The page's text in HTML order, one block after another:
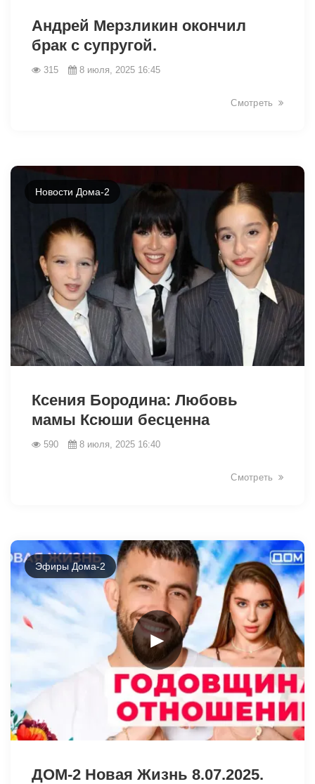
Андрей Мерзликин окончил
брак с супругой.
315 8 июля, 2025 16:45
Смотреть
Новости Дома-2
Ксения Бородина: Любовь
мамы Ксюши бесценна
590 8 июля, 2025 16:40
Смотреть
►
Эфиры Дома-2
ДОМ-2 Новая Жизнь 8.07.2025.